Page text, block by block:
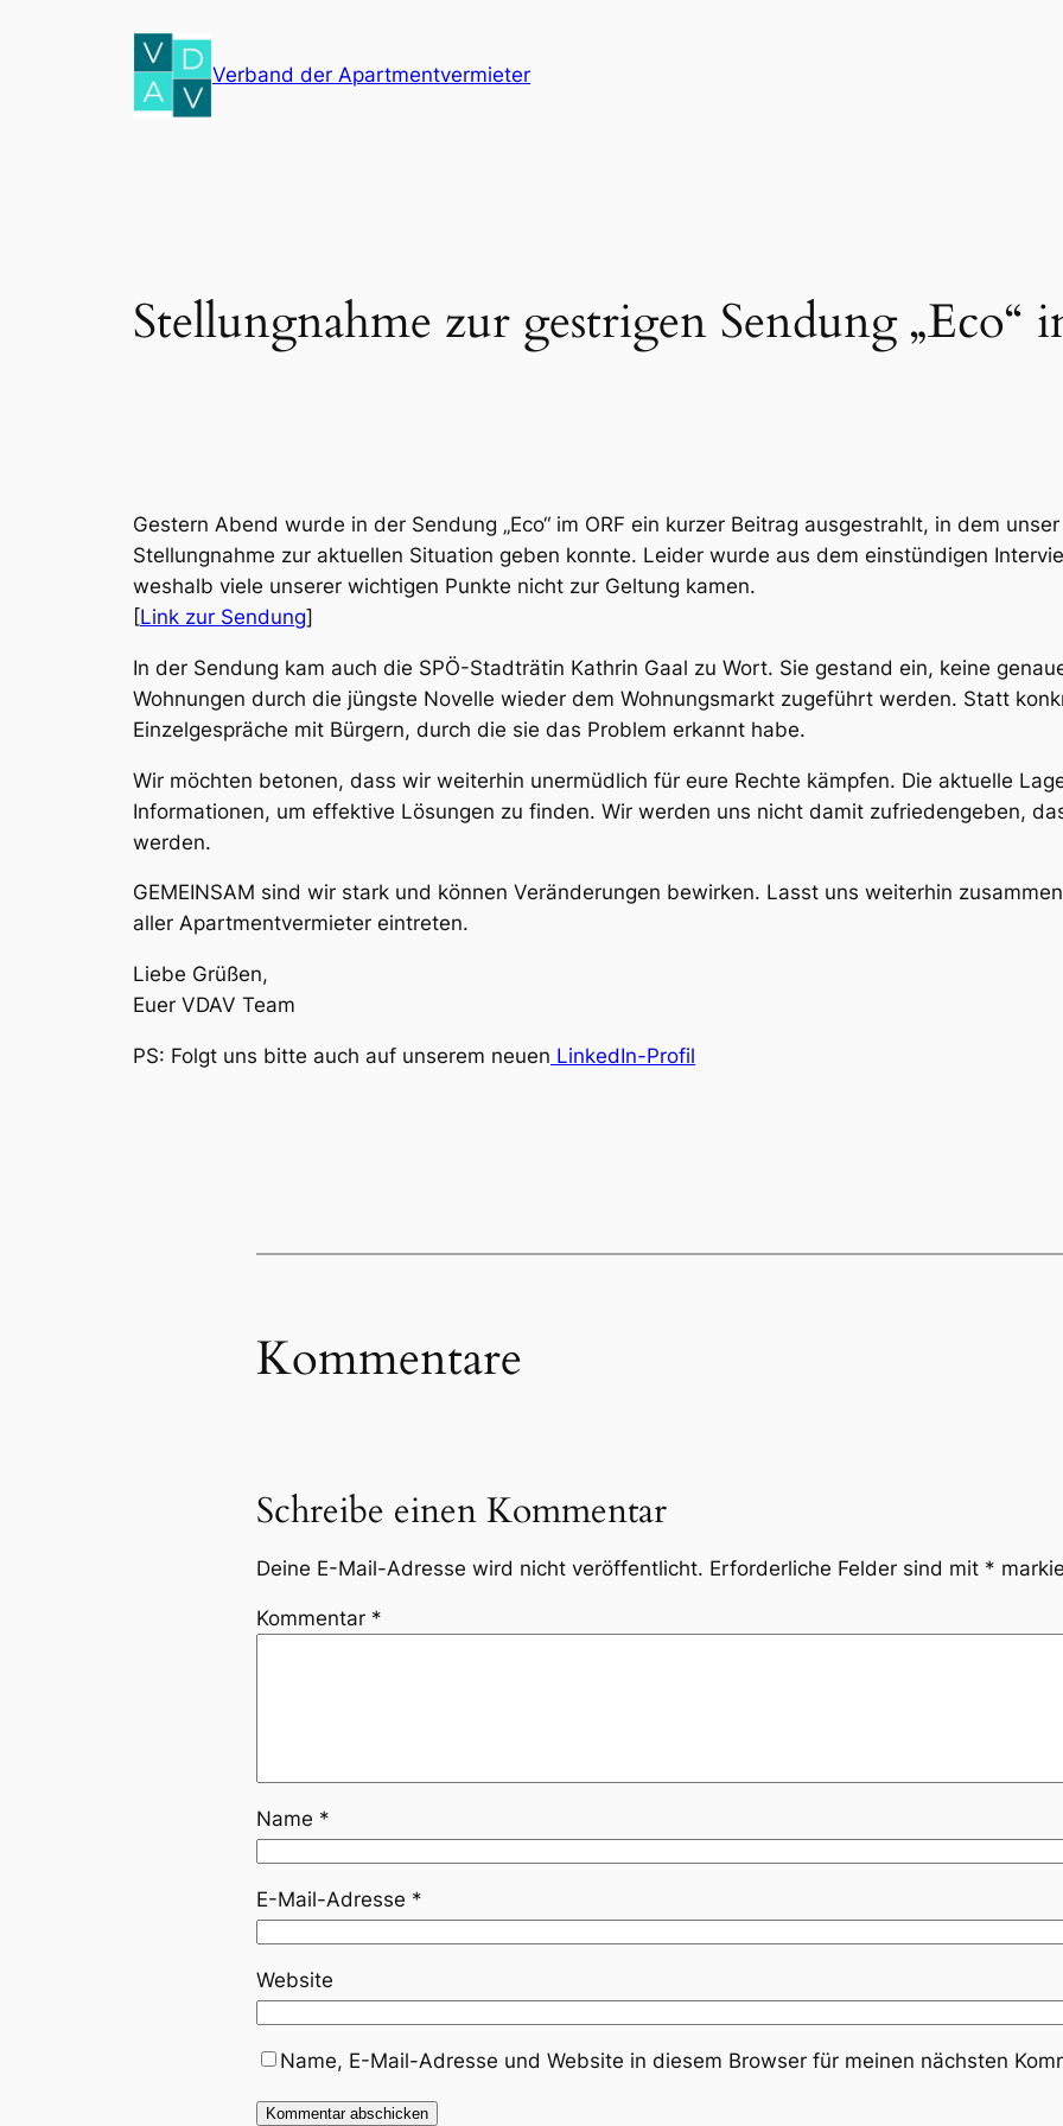
Verband der Apartmentvermieter
Stellungnahme zur gestrigen Sendung „Eco“
Gestern Abend wurde in der Sendung „Eco“ im ORF ein kurzer Beitrag ausgestrahlt, in dem
Stellungnahme zur aktuellen Situation geben konnte. Leider wurde aus dem einstündigen
weshalb viele unserer wichtigen Punkte nicht zur Geltung kamen.
[Link zur Sendung]
In der Sendung kam auch die SPÖ-Stadträtin Kathrin Gaal zu Wort. Sie gestand ein, keine
Wohnungen durch die jüngste Novelle wieder dem Wohnungsmarkt zugeführt werden. Statt
Einzelgespräche mit Bürgern, durch die sie das Problem erkannt habe.
Wir möchten betonen, dass wir weiterhin unermüdlich für eure Rechte kämpfen. Die aktuelle
Informationen, um effektive Lösungen zu finden. Wir werden uns nicht damit zufriedengeben,
werden.
GEMEINSAM sind wir stark und können Veränderungen bewirken. Lasst uns weiterhin
aller Apartmentvermieter eintreten.
Liebe Grüßen,
Euer VDAV Team
PS: Folgt uns bitte auch auf unserem neuen LinkedIn-Profil
Kommentare
Schreibe einen Kommentar
Deine E-Mail-Adresse wird nicht veröffentlicht. Erforderliche Felder sind mit *
Kommentar *
Name *
E-Mail-Adresse *
Website
Name, E-Mail-Adresse und Website in diesem Browser für meinen nächsten